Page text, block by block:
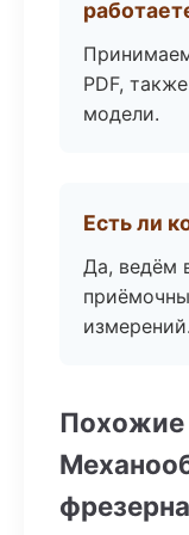
Принимаем
PDF,
модели.
Есть ли
Да, ведём
измерений.
Похожие